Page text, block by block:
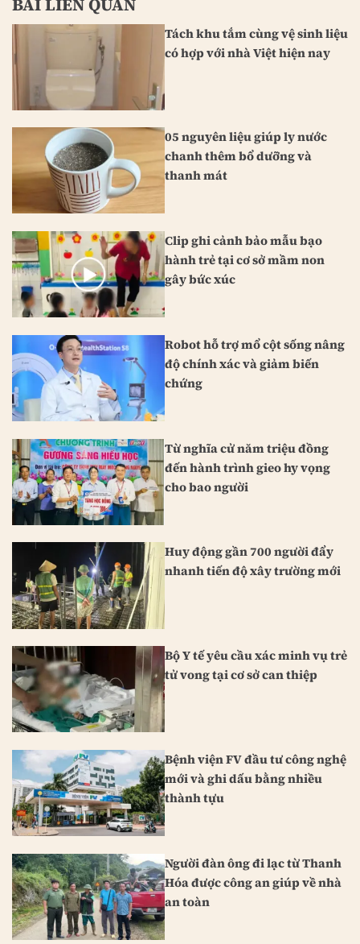
BÀI LIÊN QUAN
Tách khu tắm cùng vệ sinh liệu
có hợp với nhà Việt hiện nay
05 nguyên liệu giúp ly nước
chanh thêm bổ dưỡng và
thanh mát
Clip ghi cảnh bảo mẫu bạo
hành trẻ tại cơ sở mầm non
gây bức xúc
Robot hỗ trợ mổ cột sống nâng
độ chính xác và giảm biến
chứng
Từ nghĩa cử năm triệu đồng
đến hành trình gieo hy vọng
cho bao người
Huy động gần 700 người đẩy
nhanh tiến độ xây trường mới
Bộ Y tế yêu cầu xác minh vụ trẻ
tử vong tại cơ sở can thiệp
Bệnh viện FV đầu tư công nghệ
mới và ghi dấu bằng nhiều
thành tựu
Người đàn ông đi lạc từ Thanh
Hóa được công an giúp về nhà
an toàn